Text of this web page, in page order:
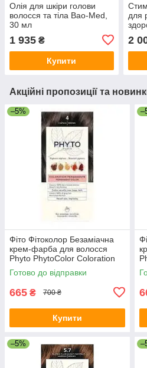
Олія для шкіри голови
волосся та тіла Bao-Med,
30 мл
1 935 ₴
Купити
для
125
2
Акційні пропозиції та
–5%
Фіто Фітоколор Безаміачна
крем-фарба для волосся
Phyto PhytoColor Coloration
Permanente 4 Шатен 112 мл
Готово до відправки
665 ₴ 700 ₴
Купити
–5%